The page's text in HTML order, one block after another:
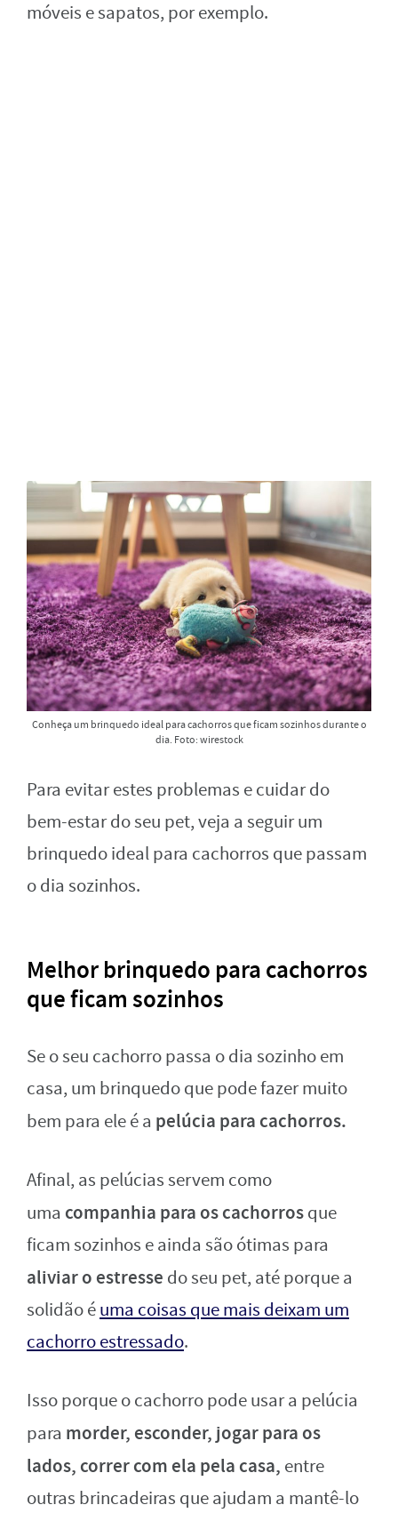
móveis e sapatos, por exemplo.
Conheça um brinquedo ideal para cachorros que ficam sozinhos durante o
dia. Foto: wirestock
Para evitar estes problemas e cuidar do
bem-estar do seu pet, veja a seguir um
brinquedo ideal para cachorros que passam
o dia sozinhos.
Melhor brinquedo para cachorros
que ficam sozinhos
Se o seu cachorro passa o dia sozinho em
casa, um brinquedo que pode fazer muito
bem para ele é a pelúcia para cachorros.
Afinal, as pelúcias servem como
uma companhia para os cachorrosque
ficam sozinhos e ainda são ótimas para
aliviar o estresse do seu pet, até porque a
solidão éuma coisas que mais deixam um
cachorro estressado.
Isso porque o cachorro pode usar a pelúcia
para morder, esconder, jogar para os
lados, correr com ela pela casa, entre
outras brincadeiras que ajudam a mantê-lo